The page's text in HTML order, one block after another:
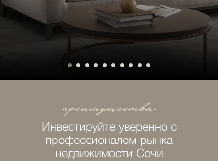
преимущества
Инвестируйте уверенно с
профессионалом рынка
недвижимости Сочи